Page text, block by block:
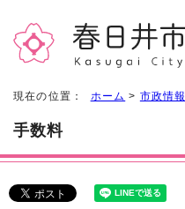
現在の位置： ホーム > 市政情報
手数料